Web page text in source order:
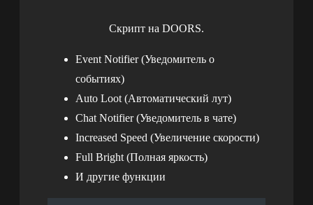
Скрипт на DOORS.
Event Notifier (Уведомитель о
событиях)
Auto Loot (Автоматический лут)
Chat Notifier (Уведомитель в чате)
Increased Speed (Увеличение скорости)
Full Bright (Полная яркость)
И другие функции